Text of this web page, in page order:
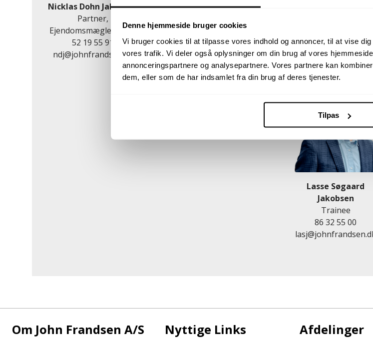
Denne hjemmeside bruger cookies
Vi bruger cookies til at tilpasse vores indhold og annoncer, til at vise
vores trafik. Vi deler også oplysninger om din brug af vores
annonceringspartnere og analysepartnere. Vores partnere kan
dem, eller som de har indsamlet fra din brug af deres tjenester.
Tilpas
Nicklas Dohn Jakobsen
Partner,
Ejendomsmægler, MDE
52 19 55 91
ndj@johnfrandsen.dk
Troels Hansen
MDE og Partner
20 24 74 56
th@johnfrandsen.dk
Christian Nygaard
Ejendomsmægler, MDE
27 82 39 33
cnp@johnfrandsen.dk
Lasse Søgaard
Jakobsen
Trainee
86 32 55 00
Om John Frandsen A/S Nyttige Links Afdelinger